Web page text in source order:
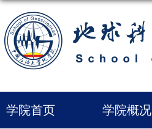
学院首页 学院概况